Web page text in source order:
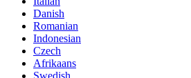
Danish
Romanian
Indonesian
Czech
Afrikaans
Swedish